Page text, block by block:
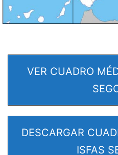
VER CUADRO
DESCARGAR
ISFAS